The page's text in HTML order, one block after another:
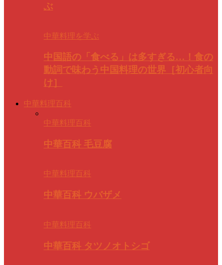
ぶ
中華料理を学ぶ
中国語の「食べる」は多すぎる…！食の
動詞で味わう中国料理の世界［初心者向
け］
中華料理百科
中華料理百科
中華百科 毛豆腐
中華料理百科
中華百科 ウバザメ
中華料理百科
中華百科 タツノオトシゴ